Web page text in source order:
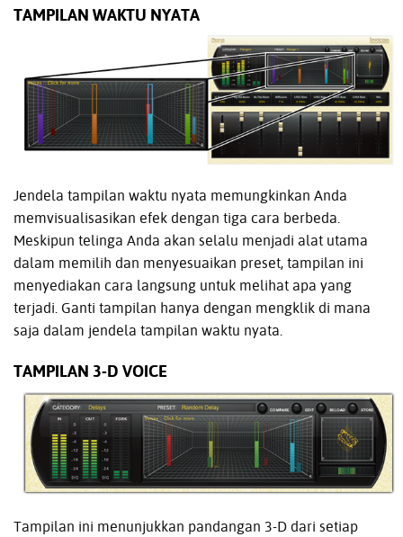
TAMPILAN WAKTU NYATA
Jendela tampilan waktu nyata memungkinkan Anda
memvisualisasikan efek dengan tiga cara berbeda.
Meskipun telinga Anda akan selalu menjadi alat utama
dalam memilih dan menyesuaikan preset, tampilan ini
menyediakan cara langsung untuk melihat apa yang
terjadi. Ganti tampilan hanya dengan mengklik di mana
saja dalam jendela tampilan waktu nyata.
TAMPILAN 3-D VOICE
Tampilan ini menunjukkan pandangan 3-D dari setiap